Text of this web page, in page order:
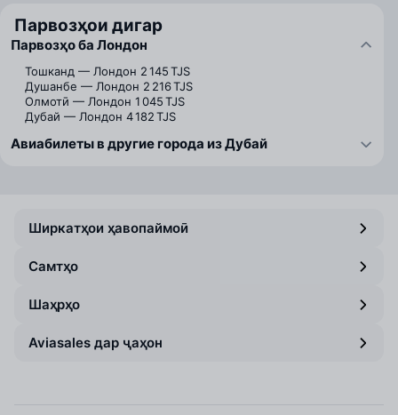
Парвозҳои дигар
Парвозҳо ба Лондон
Тошканд — Лондон 2 145 TJS
Душанбе — Лондон 2 216 TJS
Олмотӣ — Лондон 1 045 TJS
Дубай — Лондон 4 182 TJS
Авиабилеты в другие города из Дубай
Ширкатҳои ҳавопаймоӣ
Самтҳо
Шаҳрҳо
Aviasales дар ҷаҳон